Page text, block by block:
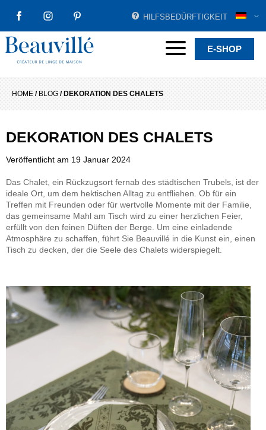
FACEBOOKINSTAGRAMPINTEREST
HILFSBEDÜRFTIGKEIT
Beauvillé Creator by tradition Menu E-SHOP
HOME / BLOG / DEKORATION DES CHALETS
DEKORATION DES CHALETS
Veröffentlicht am 19 Januar 2024
Das Chalet, ein Rückzugsort fernab des städtischen Trubels, ist der
ideale Ort, um dem hektischen Alltag zu entfliehen. Ob für ein
Treffen mit Freunden oder für wertvolle Momente mit der Familie,
das gemeinsame Mahl am Tisch wird zu einer herzlichen Feier,
erfüllt von den feinen Düften der Berge. Um eine einladende
Atmosphäre zu schaffen, führt Sie Beauvillé in die Kunst ein, einen
Tisch zu decken, der die Seele des Chalets widerspiegelt.